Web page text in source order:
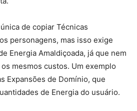
de copiar Técnicas
personagens, mas isso exige
Energia Amaldiçoada, já que nem
mesmos custos. Um exemplo
Expansões de Domínio, que
de Energia do usuário.